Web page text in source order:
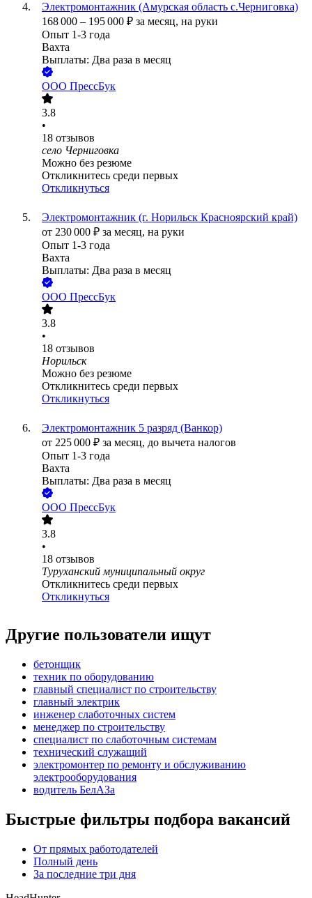
Электромонтажник (Амурская область с.Черниговка)
168 000 – 195 000 ₽ за месяц, на руки
Опыт 1-3 года
Вахта
Выплаты: Два раза в месяц
ООО ПрессБук
3.8
•
18 отзывов
село Черниговка
Можно без резюме
Откликнитесь среди первых
Откликнуться
Электромонтажник (г. Норильск Красноярский край)
от 230 000 ₽ за месяц, на руки
Опыт 1-3 года
Вахта
Выплаты: Два раза в месяц
ООО ПрессБук
3.8
•
18 отзывов
Норильск
Можно без резюме
Откликнитесь среди первых
Откликнуться
Электромонтажник 5 разряд (Ванкор)
от 225 000 ₽ за месяц, до вычета налогов
Опыт 1-3 года
Вахта
Выплаты: Два раза в месяц
ООО ПрессБук
3.8
•
18 отзывов
Туруханский муниципальный округ
Откликнитесь среди первых
Откликнуться
Другие пользователи ищут
бетонщик
техник по оборудованию
главный специалист по строительству
главный электрик
инженер слаботочных систем
менеджер по строительству
специалист по слаботочным системам
технический служащий
электромонтер по ремонту и обслуживанию
электрооборудования
водитель БелАЗа
Быстрые фильтры подбора вакансий
От прямых работодателей
Полный день
За последние три дня